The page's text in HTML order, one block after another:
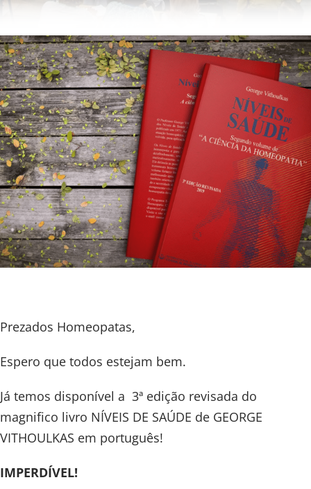
Prezados Homeopatas,
Espero que todos estejam bem.
Já temos disponível a 3ª edição revisada do
magnifico livro NÍVEIS DE SAÚDE de GEORGE
VITHOULKAS em português!
IMPERDÍVEL!